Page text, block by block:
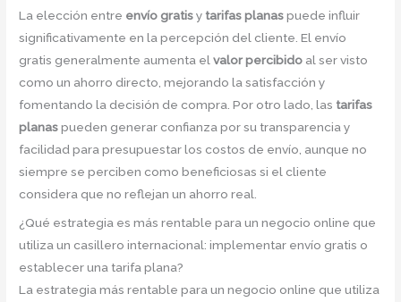
La elección entre envío gratisy tarifas planaspuede influir
significativamente en la percepción del cliente. El envío
gratis generalmente aumenta elvalor percibido al ser visto
como un ahorro directo, mejorando la satisfacción y
fomentando la decisión de compra. Por otro lado, las tarifas
planaspueden generar confianza por su transparencia y
facilidad para presupuestar los costos de envío, aunque no
siempre se perciben como beneficiosas si el cliente
considera que no reflejan un ahorro real.
¿Qué estrategia es más rentable para un negocio online que
utiliza un casillero internacional: implementar envío gratis o
establecer una tarifa plana?
La estrategia más rentable para un negocio online que utiliza